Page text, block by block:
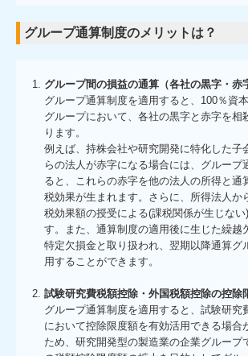
グループ通算制度のメリットは？
グループ間の損益の通算（各社の黒字・赤
グループ通算制度を適用すると、100％資
グループにおいて、各社の黒字と赤字を相
ります。
例えば、持株会社や研究開発に特化した子
らの法人が赤字になる場合には、グループ
ると、これらの赤字を他の法人の所得と通
税効果が生まれます。さらに、所得法人か
税効果額の授受による(課税関係が生じない
す。また、通算制度の適用後に生じた繰越
特定欠損金と取り扱われ、翌期以降通算グ
用することができます。
試験研究費税額控除・外国税額控除の控除
グループ通算制度を適用すると、試験研究
において控除限度額を有効活用できる場合
ため、研究開発型の製造業の企業グループ